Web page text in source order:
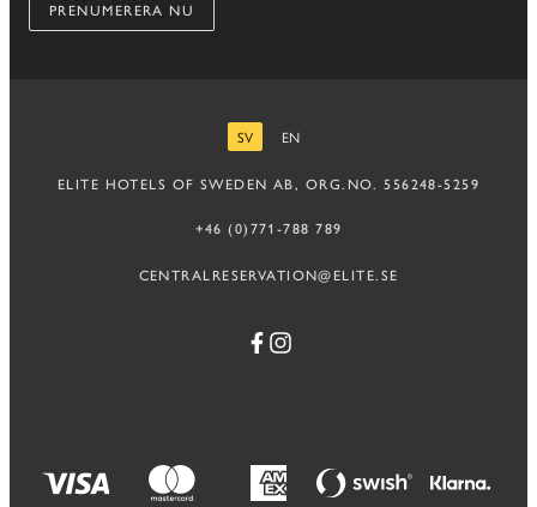
PRENUMERERA NU
SV
EN
ELITE HOTELS OF SWEDEN AB, ORG.NO. 556248-5259
+46 (0)771-788 789
CENTRALRESERVATION@ELITE.SE